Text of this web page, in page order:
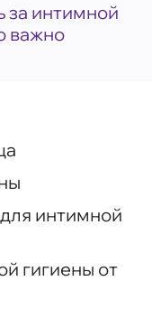
за интимной
важно
интимной
гигиены от